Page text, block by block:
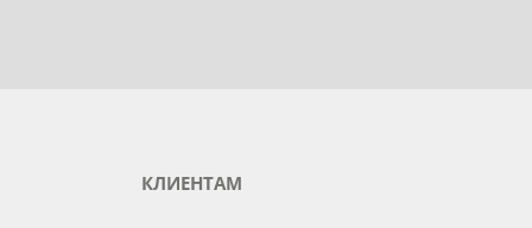
КЛИЕНТАМ